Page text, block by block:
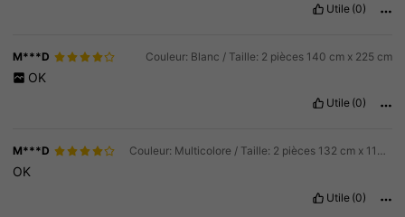
Utile (0)
M***D Couleur: Blanc / Taille: 2 pièces 140 cm x 225 cm
OK
Utile (0)
M***D Couleur: Multicolore / Taille: 2 pièces 132 cm x 114 cm
OK
Utile (0)